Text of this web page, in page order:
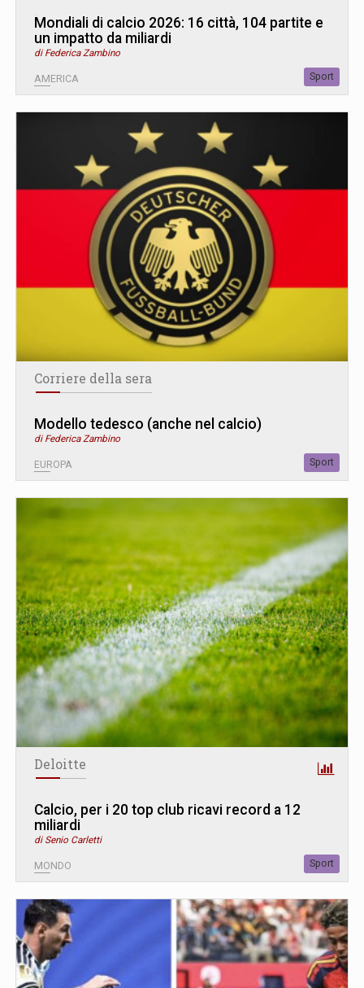
Mondiali di calcio 2026: 16 città, 104 partite e
un impatto da miliardi
di Federica Zambino
AMERICA Sport
Corriere della sera
Modello tedesco (anche nel calcio)
di Federica Zambino
EUROPA Sport
Deloitte
Calcio, per i 20 top club ricavi record a 12
miliardi
di Senio Carletti
MONDO Sport